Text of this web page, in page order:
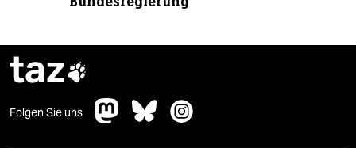
taz
Folgen Sie uns